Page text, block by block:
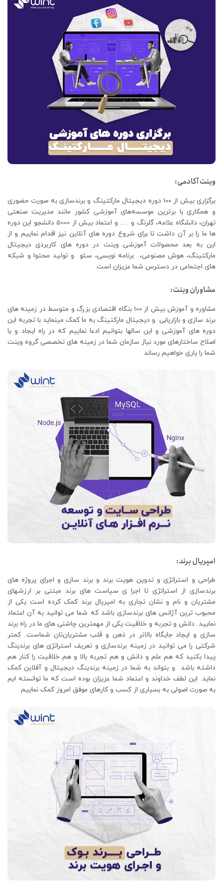
وینت آکادمی:
برگزاری بیش از 100 دوره دیجیتال مارکتینگ و برندسازی به صورت حضوری
و همکاری با برترین موسسه‌های آموزشی کشور مانند مدیریت صنعتی
تهران، دانشگاه علامه، گلرنگ و …. و اعتماد بیش از 5000 دانشجو این دوره
ها ما را بر آن داشت تا برای شروع دوره های آنلاین نیز اقدام نماییم و از
این به بعد محصولات آموزشی وینت در دوره های کاربردی دیجیتال
مارکتینگ، هوش مصنوعی، برنامه نویسی، سئو و تولید محتوا و شبکه
های اجتماعی در دسترس شما عزیزان است
مشاوران وینت:
مشاوره و آموزش بیش از 100 بنگاه اقتصادی بزرگ و متوسط در زمینه های
برند سازی و بازاریابی و دیجیتال مارکتینگ به ما کمک مینماید با تجربه این
دوره های آموزشی و این سالها بتوانیم ادعا نماییم که در راه ایجاد و یا
اصلاح ساختارهای مورد نیاز سازمان شما در زمینه های تخصصی گروه وینت
شما را یاری خواهیم رساند
امپریال برند:
طراحی و استراتژی و تدوین هویت برند و برند سازی و اجرای پروژه های
برندسازی از استراتژی تا اجرا ی سیاست های برند مبتنی بر ارزشهای
مشتریان و نام و نشان تجاری به امپریال برند کمک کرده است یکی از
محبوب ترین آژانس های برندسازی باشد که شما می توانید به آن اعتماد
نمایید. دانش و تجربه و خلاقیت یکی از مهمترین چاشنی های ما در راه برند
سازی و ایجاد جایگاه بالاتر در ذهن و قلب مشتریان‌تان شماست. کمتر
شرکتی را می توانید در زمینه برندسازی و تعریف استراتژی های برندینگ
پیدا بکنید که هم علم و دانش و هم تجربه بالا و هم خلاقیت را کنار هم
داشته باشد و بتواند به شما در زمینه برندینگ دیجیتال و آفلاین کمک
نماید. این لطف خداوند و اعتماد شما عزیزان بوده است که ما توانسته ایم
به صورت اصولی به بسیاری از کسب و کارهای موفق امروز کمک نماییم